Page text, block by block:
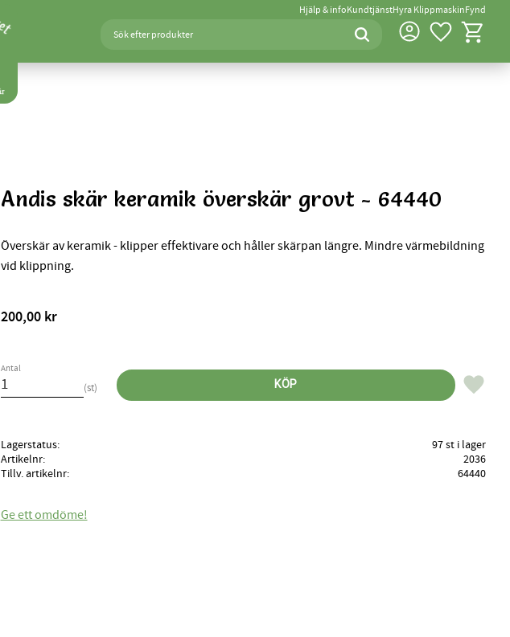
Hjälp & infoKundtjänstHyra KlippmaskinFynd
Favoriter
Kundvagn
Andis skär keramik överskär grovt - 64440
Överskär av keramik - klipper effektivare och håller skärpan längre. Mindre värmebildning
vid klippning.
200,00kr
Antal
st KÖP Lägg till
Lagerstatus
97 st i lager
Artikelnr
2036
Tillv. artikelnr
64440
Ge ett omdöme!